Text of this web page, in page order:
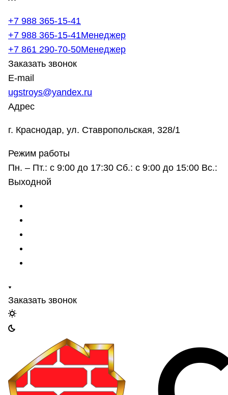
+7 988 365-15-41
+7 988 365-15-41Менеджер
+7 861 290-70-50Менеджер
Заказать звонок
E-mail
ugstroys@yandex.ru
Адрес
г. Краснодар, ул. Ставропольская, 328/1
Режим работы
Пн. – Пт.: с 9:00 до 17:30 Сб.: с 9:00 до 15:00 Вс.:
Выходной
Заказать звонок